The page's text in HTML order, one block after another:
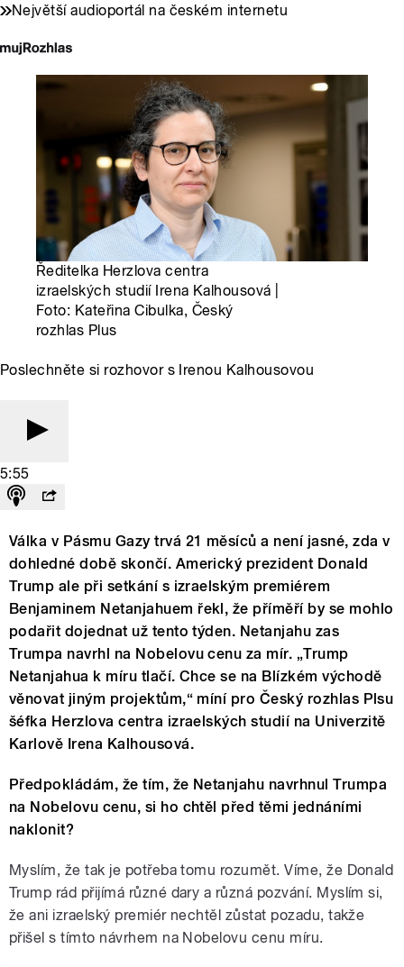
Největší audioportál na českém internetu
Ředitelka Herzlova centra
izraelských studií Irena Kalhousová |
Foto: Kateřina Cibulka, Český
rozhlas Plus
Poslechněte si rozhovor s Irenou Kalhousovou
5:55
Válka v Pásmu Gazy trvá 21 měsíců a není jasné, zda v
dohledné době skončí. Americký prezident Donald
Trump ale při setkání s izraelským premiérem
Benjaminem Netanjahuem řekl, že příměří by se mohlo
podařit dojednat už tento týden. Netanjahu zas
Trumpa navrhl na Nobelovu cenu za mír. „Trump
Netanjahua k míru tlačí. Chce se na Blízkém východě
věnovat jiným projektům,“ míní pro Český rozhlas Plsu
šéfka Herzlova centra izraelských studií na Univerzitě
Karlově Irena Kalhousová.
Předpokládám, že tím, že Netanjahu navrhnul Trumpa
na Nobelovu cenu, si ho chtěl před těmi jednáními
naklonit?
Myslím, že tak je potřeba tomu rozumět. Víme, že Donald
Trump rád přijímá různé dary a různá pozvání. Myslím si,
že ani izraelský premiér nechtěl zůstat pozadu, takže
přišel s tímto návrhem na Nobelovu cenu míru.